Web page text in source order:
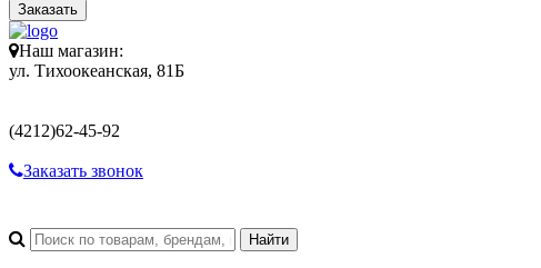
Заказать
Наш магазин:
ул. Тихоокеанская, 81Б
(4212)62-45-92
Заказать звонок